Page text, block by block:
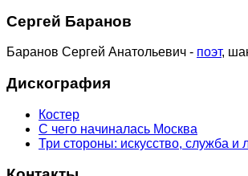
Сергей Баранов
Баранов Сергей Анатольевич - поэт,
Дискография
Костер
С чего начиналась Москва
Три стороны: искусство, служба и